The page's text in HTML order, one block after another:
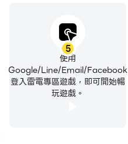
5
使用
Google/Line/Email/Facebook
登入雷電專區遊戲，即可開始暢
玩遊戲。